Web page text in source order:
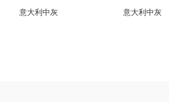
意大利中灰 意大利中灰